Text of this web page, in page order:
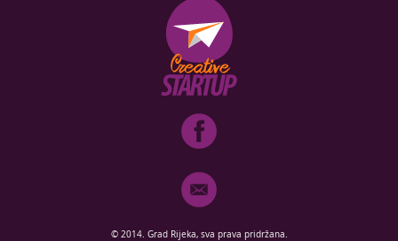
© 2014. Grad Rijeka, sva prava pridržana.